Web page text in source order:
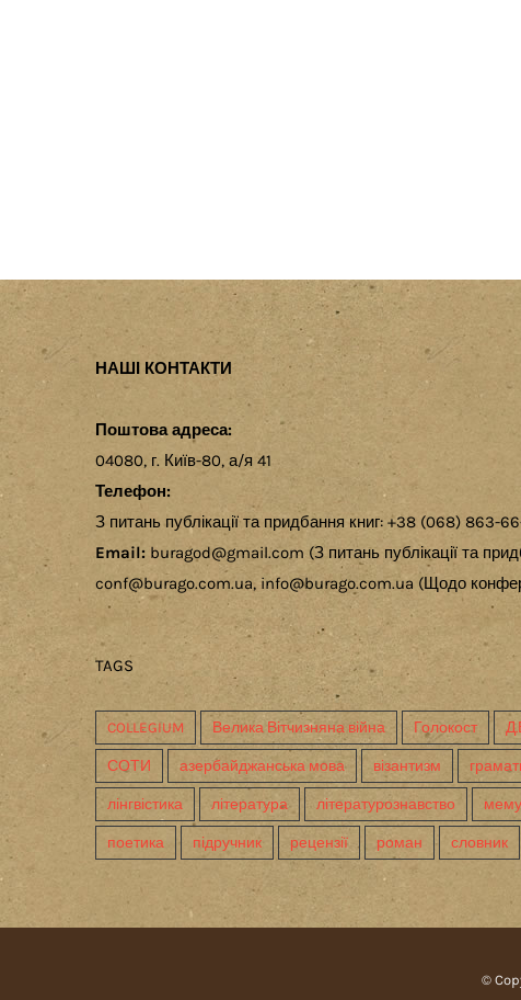
НАШІ КОНТАКТИ
Поштова адреса:
04080, г. Київ-80, а/я 41
Телефон:
З питань публікації та придбання книг: +38 (068) 863-
Email: buragod@gmail.com (З питань публікації та
conf@burago.com.ua, info@burago.com.ua (Щодо
TAGS
COLLEGIUM Велика Вітчизняна війна Голокост
СОТИ азербайджанська мова візантизм
лінгвістика література літературознавство
поетика підручник рецензії роман словник
©